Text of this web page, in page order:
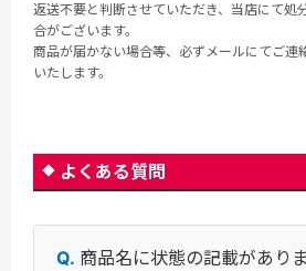
返送不要と判断させていただき、当店にて処
合がございます。
商品が届かない場合等、必ずメールにてご連
いたします。
よくある質問
商品名に状態の記載があり